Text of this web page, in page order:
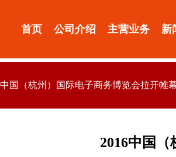
首页 公司介绍 主营业务 新
中国（杭州）国际电子商务博览会拉开帷
2016中国